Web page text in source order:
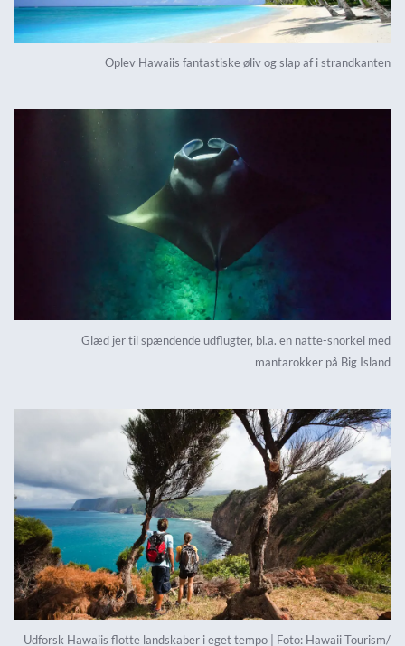
Oplev Hawaiis fantastiske øliv og slap af i strandkanten
Glæd jer til spændende udflugter, bl.a. en natte-snorkel med
mantarokker på Big Island
Udforsk Hawaiis flotte landskaber i eget tempo | Foto: Hawaii Tourism/